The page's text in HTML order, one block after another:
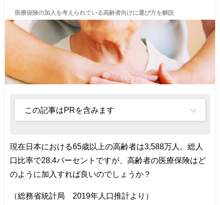
医療保険の加入を考えられている高齢者向けに選び方を解説
この記事はPRを含みます
現在日本における65歳以上の高齢者は3,588万人。総人
口比率で28.4パーセントですが、高齢者の医療保険はど
のように加入すれば良いのでしょうか？
（総務省統計局 2019年人口推計より）